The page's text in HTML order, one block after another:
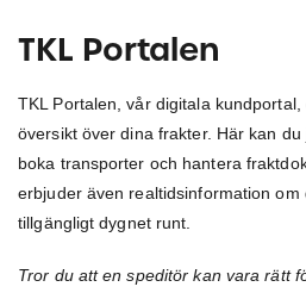
TKL Portalen
TKL Portalen, vår digitala
översikt över dina frakter. Här kan
boka transporter och hantera
erbjuder även realtidsinformation
tillgängligt dygnet runt.
Tror du att en speditör kan vara rätt